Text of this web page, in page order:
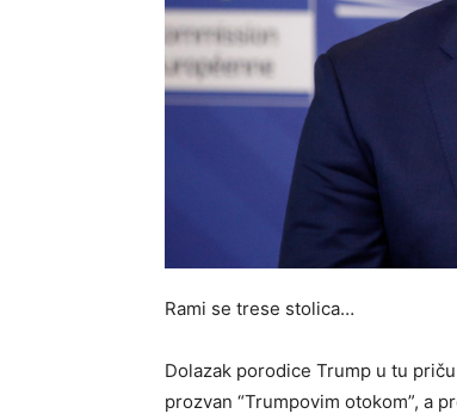
Rami se trese stolica…
Dolazak porodice Trump u tu
prozvan “Trumpovim otokom”, a